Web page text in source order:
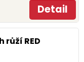
Detail
RED